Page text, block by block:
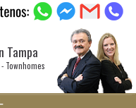
Tampa
Townhomes